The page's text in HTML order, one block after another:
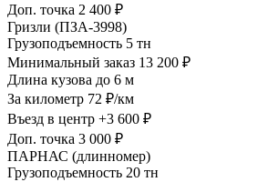
Доп. точка 2 400 ₽
Гризли (ПЗА-3998)
Грузоподъемность 5 тн
Минимальный заказ 13 200 ₽
Длина кузова до 6 м
За километр 72 ₽/км
Въезд в центр +3 600 ₽
Доп. точка 3 000 ₽
ПАРНАС (длинномер)
Грузоподъемность 20 тн